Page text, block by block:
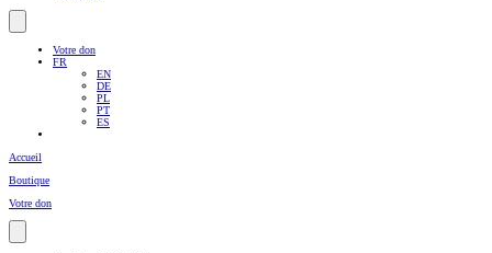
Votre don
FR
EN
DE
PL
PT
ES
Accueil
Boutique
Votre don